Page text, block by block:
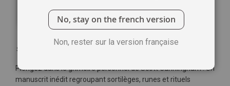
Soyez le premier à commenter ce produit
Plongez dans le grimoire personnel de Scott Cunningham ! Un
manuscrit inédit regroupant sortilèges, runes et rituels
No, stay on the french version
Non, rester sur la version française